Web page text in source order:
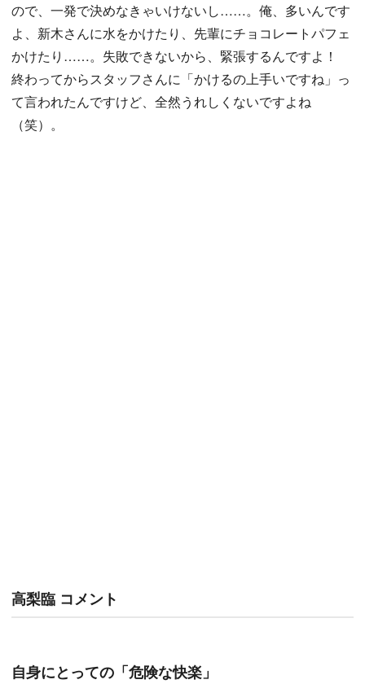
ので、一発で決めなきゃいけないし……。俺、多いんです
よ、新木さんに水をかけたり、先輩にチョコレートパフェ
かけたり……。失敗できないから、緊張するんですよ！
終わってからスタッフさんに「かけるの上手いですね」っ
て言われたんですけど、全然うれしくないですよね
（笑）。
高梨臨 コメント
自身にとっての「危険な快楽」